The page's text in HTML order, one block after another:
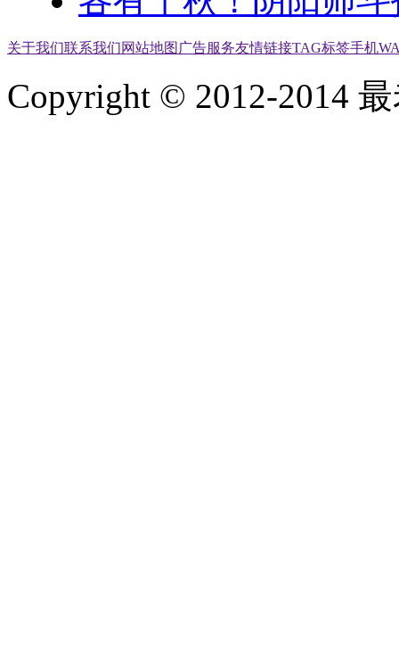
关于我们联系我们网站地图 广告服务友情链接TAG标签手机
Copyright © 2012-2014